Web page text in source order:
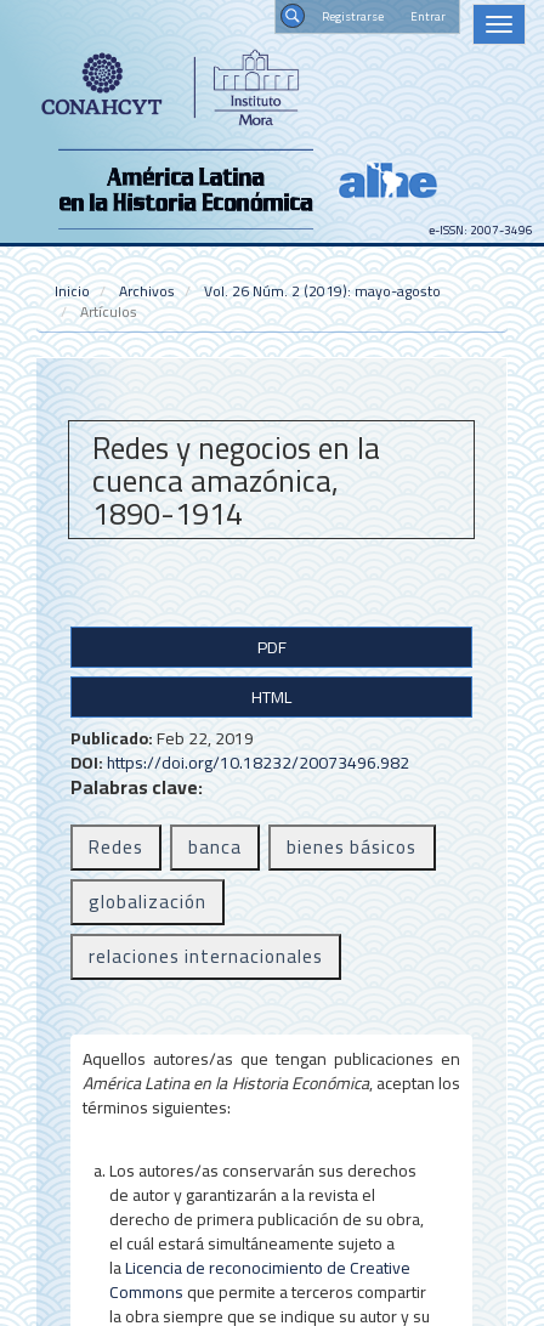
Contenido
principal
Barra
Toggle
e-ISSN: 2007-3496
Inicio Archivos Vol. 26 Núm. 2 (2019): mayo-agosto
Artículos
Redes y negocios en la
cuenca amazónica,
1890-1914
B
a
r
r
a
l
a
t
e
r
a
l
d
e
l
a
r
PDF
HTML
Publicado:Feb 22, 2019
DOI:https://doi.org/10.18232/20073496.982
Palabras clave:
Redes
banca
bienes básicos
globalización
relaciones internacionales
Aquellos autores/as que tengan publicaciones en
América Latina en la Historia Económica, aceptan los
términos siguientes:
Los autores/as conservarán sus derechos
de autor y garantizarán a la revista el
derecho de primera publicación de su obra,
el cuál estará simultáneamente sujeto a
laLicencia de reconocimiento de Creative
Commonsque permite a terceros compartir
la obra siempre que se indique su autor y su